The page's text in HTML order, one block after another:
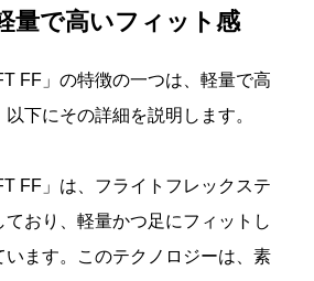
量で高いフィット感
FF」の特徴の一つは、軽量で高
下にその詳細を説明します。
FF」は、フライトフレックステ
ており、軽量かつ足にフィットし
います。このテクノロジーは、素